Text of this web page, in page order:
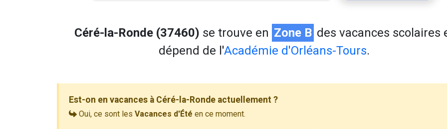
Céré-la-Ronde (37460) se trouve en Zone B des vacances scolaires
dépend de l'Académie d'Orléans-Tours.
Est-on en vacances à Céré-la-Ronde actuellement ?
Oui, ce sont les Vacances d'Été en ce moment.